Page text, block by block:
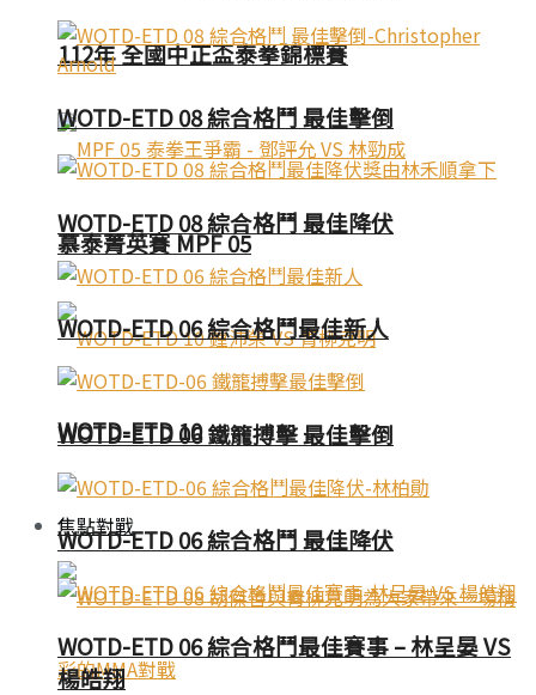
112年 全國中正盃泰拳錦標賽
慕泰菁英賽 MPF 05
WOTD-ETD 10
焦點對戰
WOTD-ETD 08 綜合格鬥 最佳擊倒
WOTD-ETD 08 綜合格鬥 最佳降伏
WOTD-ETD 06 綜合格鬥最佳新人
WOTD-ETD 06 鐵籠搏擊 最佳擊倒
WOTD-ETD 06 綜合格鬥 最佳降伏
WOTD-ETD 06 綜合格鬥最佳賽事 – 林呈晏 VS
楊皓翔